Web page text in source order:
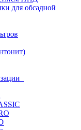
для обсадной